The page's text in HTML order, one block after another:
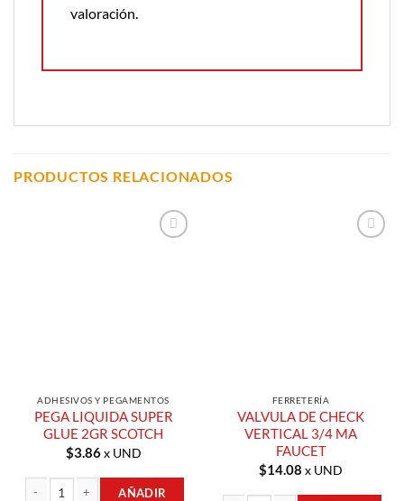
valoración.
PRODUCTOS RELACIONADOS
ADHESIVOS Y PEGAMENTOS
PEGA LIQUIDA SUPER
GLUE 2GR SCOTCH
$3.86x UND
AÑADIR
FERRETERÍA
VALVULA DE CHECK
VERTICAL 3/4 MA
FAUCET
$14.08 x UND